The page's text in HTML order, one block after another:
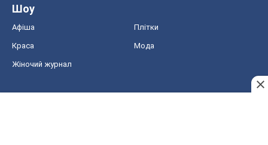
Шоу
Афіша Плітки
Краса Мода
Жіночий журнал